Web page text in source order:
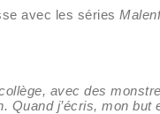
avec les séries
avec des
j’écris, mon but